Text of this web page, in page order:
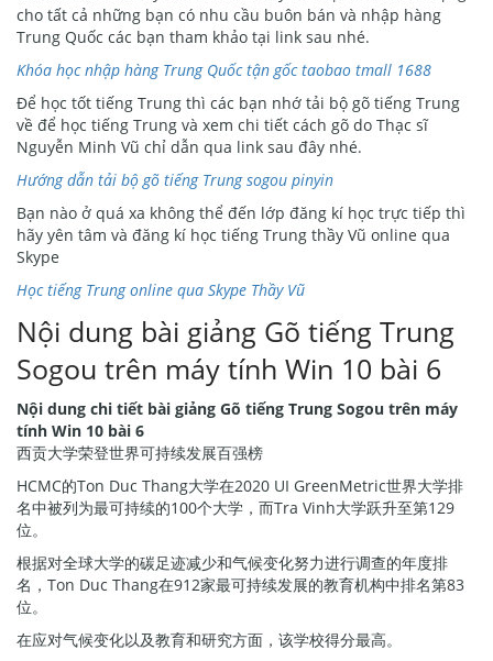
cho tất cả những bạn có nhu cầu buôn bán và nhập hàng
Trung Quốc các bạn tham khảo tại link sau nhé.
Khóa học nhập hàng Trung Quốc tận gốc taobao tmall 1688
Để học tốt tiếng Trung thì các bạn nhớ tải bộ gõ tiếng Trung
về để học tiếng Trung và xem chi tiết cách gõ do Thạc sĩ
Nguyễn Minh Vũ chỉ dẫn qua link sau đây nhé.
Hướng dẫn tải bộ gõ tiếng Trung sogou pinyin
Bạn nào ở quá xa không thể đến lớp đăng kí học trực tiếp thì
hãy yên tâm và đăng kí học tiếng Trung thầy Vũ online qua
Skype
Học tiếng Trung online qua Skype Thầy Vũ
Nội dung bài giảng Gõ tiếng Trung
Sogou trên máy tính Win 10 bài 6
Nội dung chi tiết bài giảng Gõ tiếng Trung Sogou trên máy
tính Win 10 bài 6
西贡大学荣登世界可持续发展百强榜
HCMC的Ton Duc Thang大学在2020 UI GreenMetric世界大学排
名中被列为最可持续的100个大学，而Tra Vinh大学跃升至第129
位。
根据对全球大学的碳足迹减少和气候变化努力进行调查的年度排
名，Ton Duc Thang在912家最可持续发展的教育机构中排名第83
位。
在应对气候变化以及教育和研究方面，该学校得分最高。